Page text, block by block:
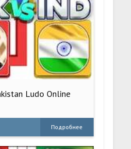
Ludo Online
Подробнее